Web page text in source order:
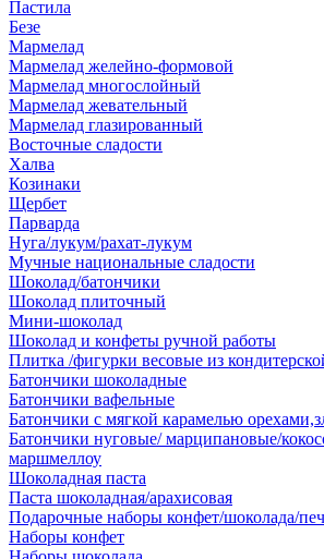
Пастила
Безе
Мармелад
Мармелад желейно-формовой
Мармелад многослойный
Мармелад жевательный
Мармелад глазированный
Восточные сладости
Халва
Козинаки
Щербет
Парварда
Нуга/лукум/рахат-лукум
Мучные национальные сладости
Шоколад/батончики
Шоколад плиточный
Мини-шоколад
Шоколад и конфеты ручной работы
Плитка /фигурки весовые из
Батончики шоколадные
Батончики вафельные
Батончики с мягкой карамелью
Батончики нуговые/ марципановые/
маршмеллоу
Шоколадная паста
Паста шоколадная/арахисовая
Подарочные наборы конфет/шоколада/
Наборы конфет